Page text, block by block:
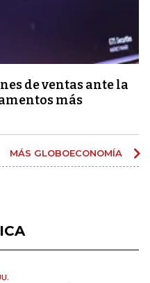
de ventas ante la
más
MÁS GLOBOECONOMÍA